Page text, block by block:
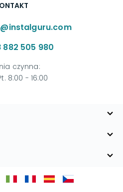
882 505 980
czynna:
8:00 - 16:00